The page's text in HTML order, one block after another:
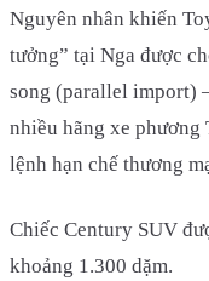
Nguyên nhân khiến
tưởng” tại Nga được
song (parallel import)
nhiều hãng xe
lệnh hạn chế thương
Chiếc Century SUV
khoảng 1.300 dặm.